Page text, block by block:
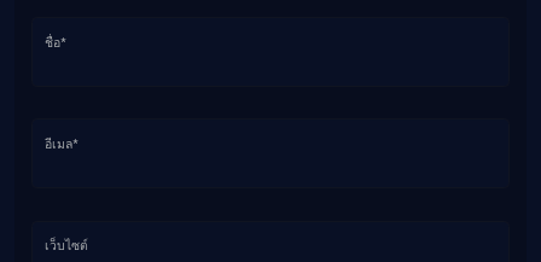
ชื่อ*
อีเมล*
เว็บไซต์